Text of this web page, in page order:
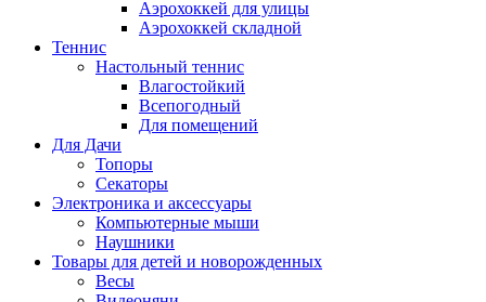
Аэрохоккей для улицы
Аэрохоккей складной
Теннис
Настольный теннис
Влагостойкий
Всепогодный
Для помещений
Для Дачи
Топоры
Секаторы
Электроника и аксессуары
Компьютерные мыши
Наушники
Товары для детей и новорожденных
Весы